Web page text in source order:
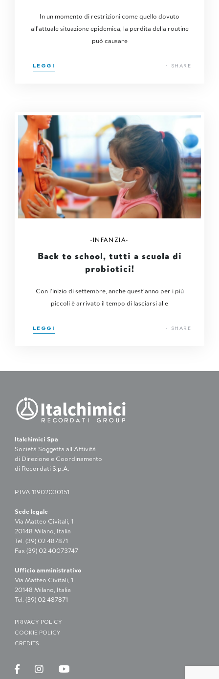
In un momento di restrizioni come quello dovuto
all’attuale situazione epidemica, la perdita della routine
può causare
LEGGI SHARE
INFANZIA
Back to school, tutti a scuola di
probiotici!
Con l’inizio di settembre, anche quest’anno per i più
piccoli è arrivato il tempo di lasciarsi alle
LEGGI SHARE
Italchimici Spa
Società Soggetta all’Attività
di Direzione e Coordinamento
di Recordati S.p.A.
P.IVA 11902030151
Sede legale
Via Matteo Civitali, 1
20148 Milano, Italia
Tel. (39) 02 487871
Fax (39) 02 40073747
Ufficio amministrativo
Via Matteo Civitali, 1
20148 Milano, Italia
Tel. (39) 02 487871
PRIVACY POLICY
COOKIE POLICY
CREDITS